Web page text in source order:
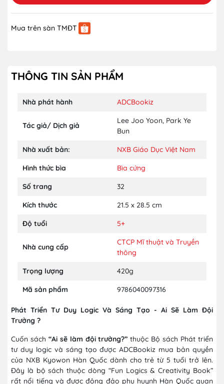
Mua trên sàn TMĐT
THÔNG TIN SẢN PHẨM
Nhà phát hành ADCBookiz
Tác giả/ Dịch giả
Lee Joo Yoon, Park Ye
Bun
Nhà xuất bản: NXB Giáo Dục Việt Nam
Hình thức bìa Bìa cứng
Số trang 32
Kích thước 21.5 x 28.5 cm
Độ tuổi 5+
Nhà cung cấp
CTCP Mĩ thuật và Truyền
thông
Trọng lượng 420g
Mã sản phẩm 9786040097316
Phát Triển Tư Duy Logic Và Sáng Tạo - Ai Sẽ Làm Đội
Trưởng ?
Cuốn sách “Ai sẽ làm đội trưởng?” thuộc Bộ sách Phát triển
tư duy logic và sáng tạo được ADCBookiz mua bản quyền
của NXB Kyowon Hàn Quốc dành cho trẻ từ 5 tuổi trở lên.
Đây là bộ sách thuộc dòng “Fun Logics & Creativity Book”
rất nổi tiếng và được đông đảo phụ huynh Hàn Quốc quan